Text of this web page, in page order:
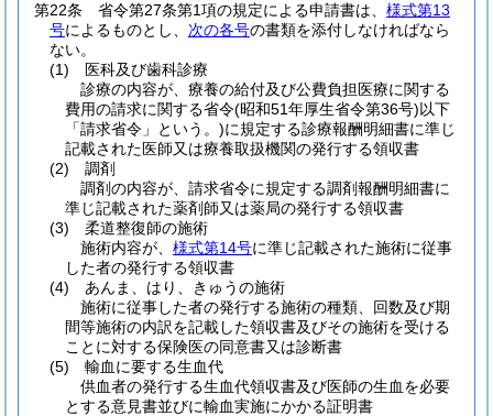
第22条
省令第27条第1項の規定による申請書は、 様式第13
号によるものとし、 次の各号の書類を添付しなければなら
ない。
(1)
医科及び歯科診療
診療の内容が、療養の給付及び公費負担医療に関する
費用の請求に関する省令(昭和51年厚生省令第36号)以下
「請求省令」という。)に規定する診療報酬明細書に準じ
記載された医師又は療養取扱機関の発行する領収書
(2)
調剤
調剤の内容が、請求省令に規定する調剤報酬明細書に
準じ記載された薬剤師又は薬局の発行する領収書
(3)
柔道整復師の施術
施術内容が、 様式第14号に準じ記載された施術に従事
した者の発行する領収書
(4)
あんま、はり、きゅうの施術
施術に従事した者の発行する施術の種類、回数及び期
間等施術の内訳を記載した領収書及びその施術を受ける
ことに対する保険医の同意書又は診断書
(5)
輸血に要する生血代
供血者の発行する生血代領収書及び医師の生血を必要
とする意見書並びに輸血実施にかかる証明書